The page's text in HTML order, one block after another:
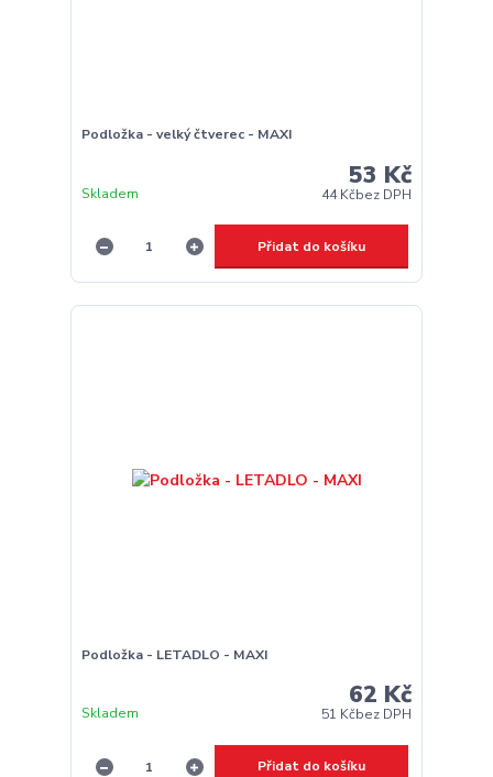
Podložka - velký čtverec - MAXI
53 Kč
44 Kčbez DPH
Skladem
Přidat do košíku
Podložka - LETADLO - MAXI
62 Kč
51 Kčbez DPH
Skladem
Přidat do košíku